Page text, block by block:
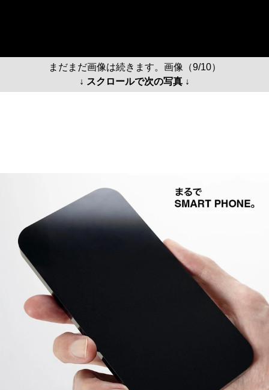
まだまだ画像は続きます。画像（9/10）
↓ スクロールで次の写真 ↓